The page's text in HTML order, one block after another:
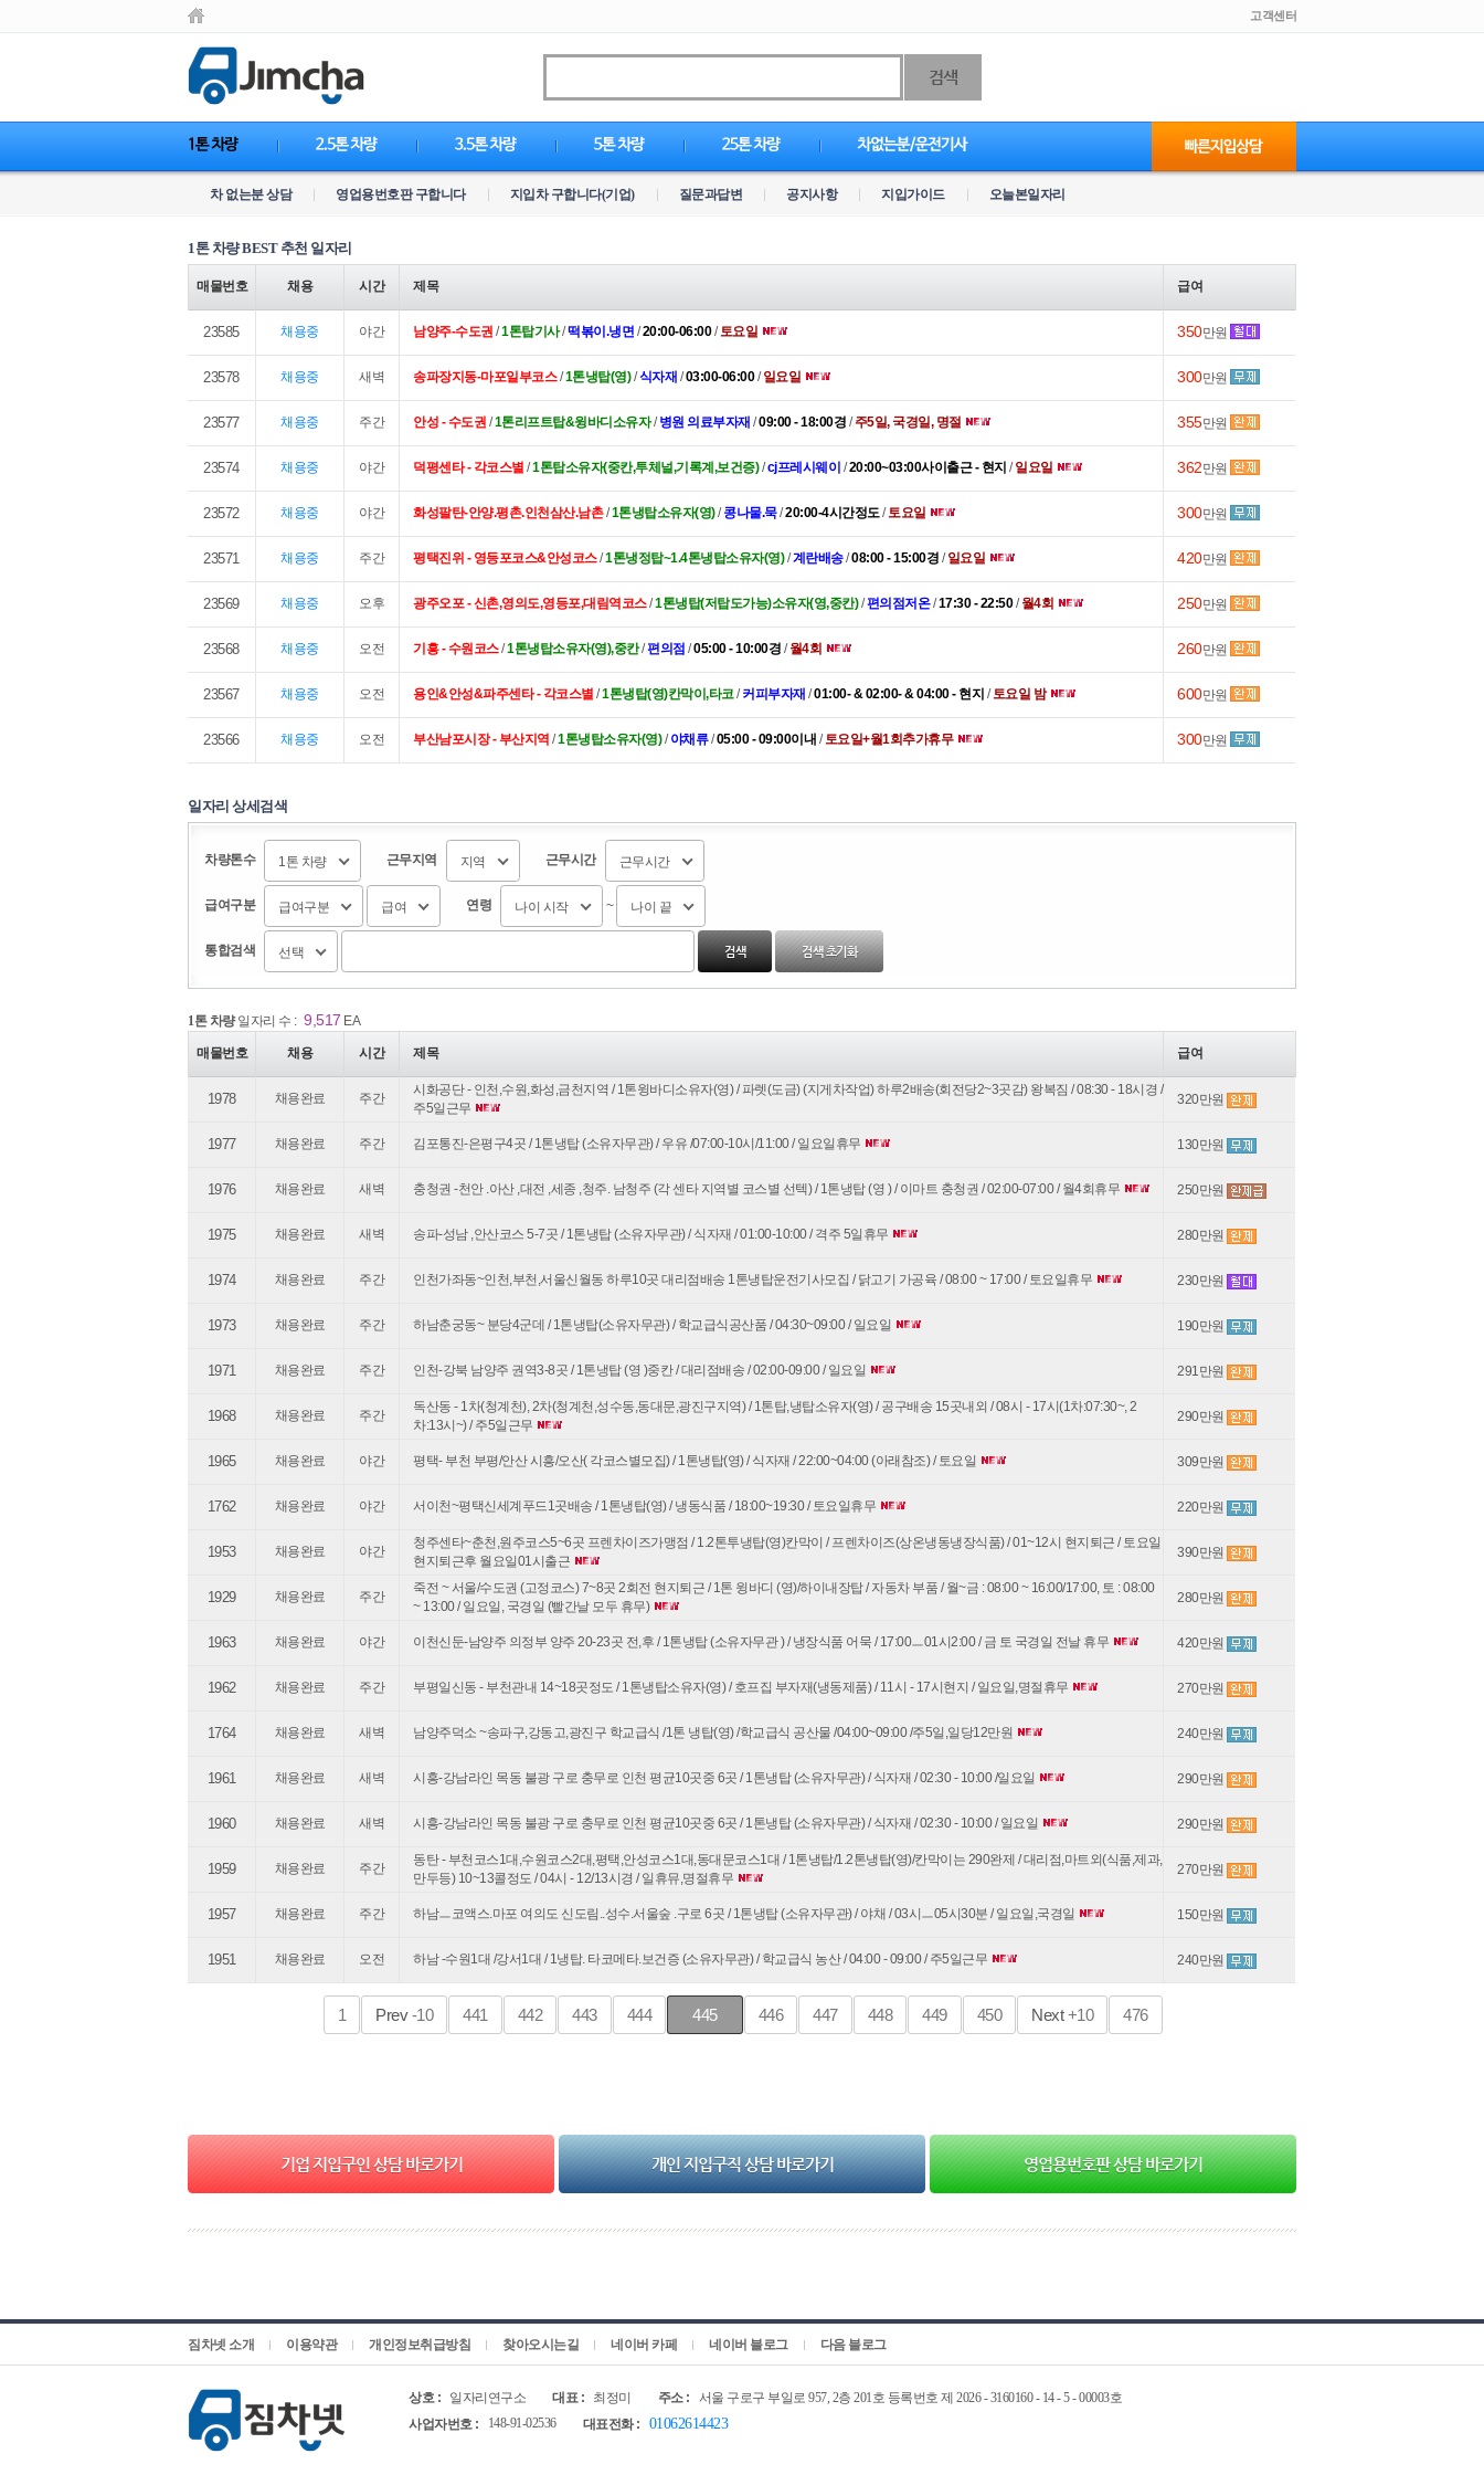
고객센터
검색
차 없는분 상담 영업용번호판 구합니다 지입차 구합니다(기업) 질문과답변 공지사항 지입가이드 오늘본일자리
1톤 차량 BEST 추천 일자리
매물번호 채용 시간 제목 급여
23585 채용중 야간 남양주-수도권 /1톤탑기사/떡볶이.냉면 /20:00-06:00/토요일 350만원
23578 채용중 새벽 송파장지동-마포일부코스/1톤냉탑(영)/식자재 /03:00-06:00/일요일 300만원
23577 채용중 주간 안성 - 수도권 /1톤리프트탑&윙바디소유자/병원 의료부자재 /09:00 - 18:00경 /주5일, 국경일, 명절 355만원
23574 채용중 야간 덕평센타 - 각코스별 /1톤탑소유자(중칸,투체널,기록계,보건증)/cj프레시웨이 /20:00~03:00사이출근 - 현지 /일요일 362만원
23572 채용중 야간 화성팔탄-안양.평촌.인천삼산.남촌/1톤냉탑소유자(영)/콩나물.묵/20:00-4시간정도/토요일 300만원
23571 채용중 주간 평택진위 - 영등포코스&안성코스/1톤냉정탑~1.4톤냉탑소유자(영)/계란배송/08:00 - 15:00경 /일요일 420만원
23569 채용중 오후 광주오포 - 신촌,영의도,영등포,대림역코스/1톤냉탑(저탑도가능)소유자(영,중칸)/편의점저온/17:30 - 22:50/월4회 250만원
23568 채용중 오전 기흥 - 수원코스/1톤냉탑소유자(영),중칸/편의점 /05:00 - 10:00경 /월4회 260만원
23567 채용중 오전 용인&안성&파주센타 - 각코스별 /1톤냉탑(영)칸막이,타코/커피부자재 /01:00- & 02:00- & 04:00 - 현지 /토요일 밤 600만원
23566 채용중 오전 부산남포시장 - 부산지역 /1톤냉탑소유자(영)/야채류/05:00 - 09:00이내 /토요일+월1회추가휴무 300만원
일자리 상세검색
차량톤수 1톤 차량 근무지역 지역 근무시간 근무시간
급여구분 급여구분 급여 연령 나이 시작 ~ 나이 끝
통합검색 선택 검색 검색 초기화
1톤 차량일자리 수 : 9,517 EA
매물번호 채용 시간 제목 급여
1978 채용완료 주간
시화공단 - 인천,수원,화성,금천지역 / 1톤윙바디소유자(영) / 파렛(도금) (지게차작업) 하루2배송(회전당2~3곳감) 왕복짐 / 08:30 - 18시경 /
주5일근무
320만원
1977 채용완료 주간 김포통진-은평구4곳 / 1톤냉탑 (소유자무관) / 우유 /07:00-10시/11:00 / 일요일휴무 130만원
1976 채용완료 새벽 충청권 -천안 .아산 ,대전 ,세종 ,청주. 남청주 (각 센타 지역별 코스별 선텍) / 1톤냉탑 (영 ) / 이마트 충청권 / 02:00-07:00 / 월4회휴무 250만원
1975 채용완료 새벽 송파-성남 ,안산코스 5-7곳 / 1톤냉탑 (소유자무관) / 식자재 / 01:00-10:00 / 격주 5일휴무 280만원
1974 채용완료 주간 인천가좌동~인천,부천,서울신월동 하루10곳 대리점배송 1톤냉탑운전기사모집 / 닭고기 가공육 / 08:00 ~ 17:00 / 토요일휴무 230만원
1973 채용완료 주간 하남춘궁동~ 분당4군데 / 1톤냉탑(소유자무관) / 학교급식공산품 / 04:30~09:00 / 일요일 190만원
1971 채용완료 주간 인천-강북 남양주 권역3-8곳 / 1톤냉탑 (영 )중칸 / 대리점배송 / 02:00-09:00 / 일요일 291만원
1968 채용완료 주간
독산동 - 1차(청계천), 2차(청계천,성수동,동대문,광진구지역) / 1톤탑,냉탑소유자(영) / 공구배송 15곳내외 / 08시 - 17시(1차:07:30~, 2
차:13시~) / 주5일근무
290만원
1965 채용완료 야간 평택- 부천 부평/안산 시흥/오산( 각코스별모집) / 1톤냉탑(영) / 식자재 / 22:00~04:00 (아래참조) / 토요일 309만원
1762 채용완료 야간 서이천~평택신세계푸드1곳배송 / 1톤냉탑(영) / 냉동식품 / 18:00~19:30 / 토요일휴무 220만원
1953 채용완료 야간
청주센타~춘천,원주코스5~6곳 프렌차이즈가맹점 / 1.2톤투냉탑(영)칸막이 / 프렌차이즈(상온냉동냉장식품) / 01~12시 현지퇴근 / 토요일
현지퇴근후 월요일01시출근
390만원
1929 채용완료 주간
죽전 ~ 서울/수도권 (고정코스) 7~8곳 2회전 현지퇴근 / 1톤 윙바디 (영)/하이내장탑 / 자동차 부품 / 월~금 : 08:00 ~ 16:00/17:00, 토 : 08:00
~ 13:00 / 일요일, 국경일 (빨간날 모두 휴무)
280만원
1963 채용완료 야간 이천신둔-남양주 의정부 양주 20-23곳 전,후 / 1톤냉탑 (소유자무관 ) / 냉장식품 어묵 / 17:00ㅡ01시2:00 / 금 토 국경일 전날 휴무 420만원
1962 채용완료 주간 부평일신동 - 부천관내 14~18곳정도 / 1톤냉탑소유자(영) / 호프집 부자재(냉동제품) / 11시 - 17시현지 / 일요일,명절휴무 270만원
1764 채용완료 새벽 남양주덕소 ~송파구,강동고,광진구 학교급식 /1톤 냉탑(영) /학교급식 공산물 /04:00~09:00 /주5일,일당12만원 240만원
1961 채용완료 새벽 시흥-강남라인 목동 불광 구로 충무로 인천 평균10곳중 6곳 / 1톤냉탑 (소유자무관) / 식자재 / 02:30 - 10:00 /일요일 290만원
1960 채용완료 새벽 시흥-강남라인 목동 불광 구로 충무로 인천 평균10곳중 6곳 / 1톤냉탑 (소유자무관) / 식자재 / 02:30 - 10:00 / 일요일 290만원
1959 채용완료 주간
동탄 - 부천코스1대,수원코스2대,평택,안성코스1대,동대문코스1대 / 1톤냉탑/1.2톤냉탑(영)/칸막이는 290완제 / 대리점,마트외(식품,제과,
만두등) 10~13콜정도 / 04시 - 12/13시경 / 일휴뮤,명절휴무
270만원
1957 채용완료 주간 하남ㅡ코액스.마포 여의도 신도림..성수.서울숲 .구로 6곳 / 1톤냉탑 (소유자무관) / 야채 / 03시ㅡ05시30분 / 일요일,국경일 150만원
1951 채용완료 오전 하남 -수원1대 /강서1대 / 1냉탑. 타코메타.보건증 (소유자무관) / 학교급식 농산 / 04:00 - 09:00 / 주5일근무 240만원
1 Prev-10 441 442 443 444 445 446 447 448 449 450 Next+10 476
기업 지입구인 상담 바로가기 개인 지입구직 상담 바로가기 영업용번호판 상담 바로가기
짐차넷 소개 이용약관 개인정보취급방침 찾아오시는길 네이버 카페 네이버 블로그 다음 블로그
상호 : 일자리연구소 대표 : 최정미 주소 :
서울 구로구 부일로 957, 2층 201호 등록번호 제 2026 - 3160160 - 14 - 5 - 00003호
사업자번호 :
148-91-02536 대표전화 : 01062614423